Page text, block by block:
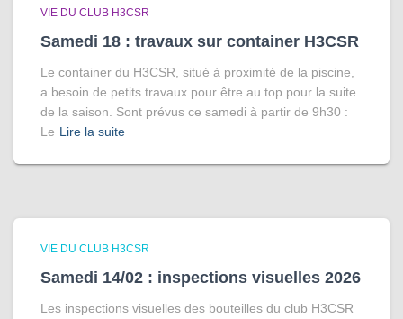
VIE DU CLUB H3CSR
Samedi 18 : travaux sur container H3CSR
Le container du H3CSR, situé à proximité de la piscine,
a besoin de petits travaux pour être au top pour la suite
de la saison. Sont prévus ce samedi à partir de 9h30 :
Le Lire la suite
VIE DU CLUB H3CSR
Samedi 14/02 : inspections visuelles 2026
Les inspections visuelles des bouteilles du club H3CSR